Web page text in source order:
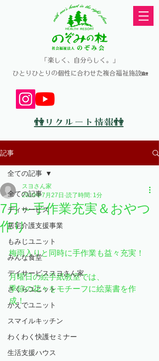
​「楽しく、自分らしく。」
​ひとりひとりの個性に合わせた複合福祉施設🏡
👫リクルート情報👫
記事
全ての記事
ディサービス
居宅介護支援事業
もみじユニット
みんな食堂
デイサービススヨさん家
さくらユニット
かえでユニット
スマイルキッチン
わくわく快護セミナー
生活支援ハウス
全ての記事
7月～手作業充実＆おやつ
作り
スヨさん家
2019年7月27日 読了時間: 1分
梅雨入りと同時に手作業も益々充実！
月曜日の絵手紙教室では、
季節の花々をモチーフに絵葉書を作
成！